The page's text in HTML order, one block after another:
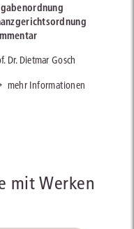
Dr. Dietmar Gosch
mehr Informationen
mit Werken